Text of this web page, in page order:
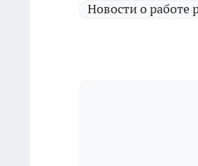
Новости о работе